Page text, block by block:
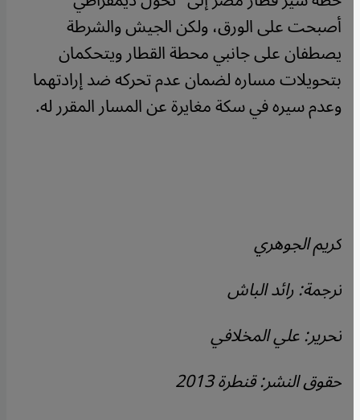
أصبحت على الورق، ولكن الجيش والشرطة
يصطفان على جانبي محطة القطار ويتحكمان
بتحويلات مساره لضمان عدم تحركه ضد إرادتهما
وعدم سيره في سكة مغايرة عن المسار المقرر له.
كريم الجوهري
ترجمة: رائد الباش
تحرير: علي المخلافي
حقوق النشر: قنطرة 2013